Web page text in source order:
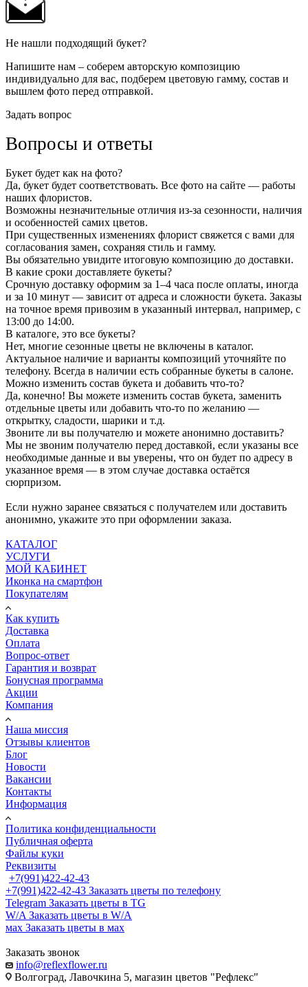
Не нашли подходящий букет?
Напишите нам – соберем авторскую композицию
индивидуально для вас, подберем цветовую гамму, состав и
вышлем фото перед отправкой.
Задать вопрос
Вопросы и ответы
Букет будет как на фото?
Да, букет будет соответствовать. Все фото на сайте — работы
наших флористов.
Возможны незначительные отличия из-за сезонности, наличия
и особенностей самих цветов.
При существенных изменениях флорист свяжется с вами для
согласования замен, сохраняя стиль и гамму.
Вы обязательно увидите итоговую композицию до доставки.
В какие сроки доставляете букеты?
Срочную доставку оформим за 1–4 часа после оплаты, иногда
и за 10 минут — зависит от адреса и сложности букета. Заказы
на точное время привозим в указанный интервал, например, с
13:00 до 14:00.
В каталоге, это все букеты?
Нет, многие сезонные цветы не включены в каталог.
Актуальное наличие и варианты композиций уточняйте по
телефону. Всегда в наличии есть собранные букеты в салоне.
Можно изменить состав букета и добавить что-то?
Да, конечно! Вы можете изменить состав букета, заменить
отдельные цветы или добавить что-то по желанию —
открытку, сладости, шарики и т.д.
Звоните ли вы получателю и можете анонимно доставить?
Мы не звоним получателю перед доставкой, если указаны все
необходимые данные и вы уверены, что он будет по адресу в
указанное время — в этом случае доставка остаётся
сюрпризом.
Если нужно заранее связаться с получателем или доставить
анонимно, укажите это при оформлении заказа.
КАТАЛОГ
УСЛУГИ
МОЙ КАБИНЕТ
Иконка на смартфон
Покупателям
Как купить
Доставка
Оплата
Вопрос-ответ
Гарантия и возврат
Бонусная программа
Акции
Компания
Наша миссия
Отзывы клиентов
Блог
Новости
Вакансии
Контакты
Информация
Политика конфиденциальности
Публичная оферта
Файлы куки
Реквизиты
+7(991)422-42-43
+7(991)422-42-43 Заказать цветы по телефону
Telegram Заказать цветы в TG
W/A Заказать цветы в W/A
мах Заказать цветы в мах
Заказать звонок
info@reflexflower.ru
Волгоград, Лавочкина 5, магазин цветов "Рефлекс"